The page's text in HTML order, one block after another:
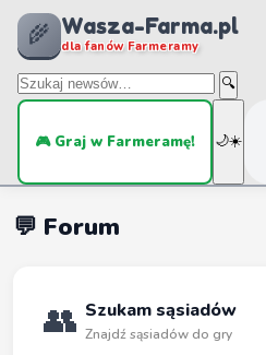
🌾 Wasza-Farma.pl
dla fanów Farmeramy
🔍
🎮 Graj w Farmeramę! 🌙☀️
💬 Forum
👥 Szukam sąsiadów
Znajdź sąsiadów do gry